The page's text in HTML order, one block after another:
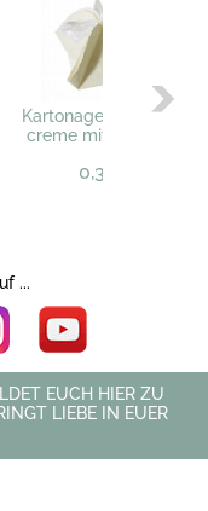
Kartonage "Venezia",
creme mit Prägung
0,39 €
...
EUCH HIER ZU
LIEBE IN EUER